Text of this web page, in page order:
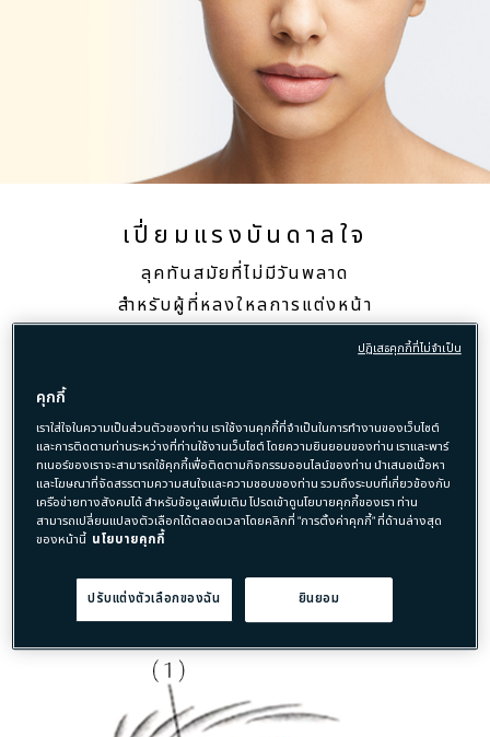
เปี่ยมแรงบันดาลใจ
ลุคทันสมัยที่ไม่มีวันพลาด
สำหรับผู้ที่หลงใหลการแต่งหน้า
ไล้เฉดสี B จาก Eye Color Quad #303 ที่บริเวณหัวตาและทั่ว
บริเวณเปลือกตาบน
ผสมเฉดสี A และ C เข้าด้วยกัน และไล้ตามแนวขนตา เพื่อเติมเต็ม
สีตลอดความกว้างของรอยพับตา
ปัด Perfect Lash Mascara บนขนตาบน หลังจากดัดขนตาด้วยที่
ดัดขนตา
คุกกี้
เราใส่ใจในความเป็นส่วนตัวของท่าน เราใช้งานคุกกี้ที่จำเป็นในการทำงานของเว็บไซต์
และการติดตามท่านระหว่างที่ท่านใช้งานเว็บไซต์ โดยความยินยอมของท่าน เราและพาร์
ทเนอร์ของเราจะสามารถใช้คุกกี้เพื่อติดตามกิจกรรมออนไลน์ของท่าน นำเสนอเนื้อหา
และโฆษณาที่จัดสรรตามความสนใจและความชอบของท่าน รวมถึงระบบที่เกี่ยวข้องกับ
เครือข่ายทางสังคมได้ สำหรับข้อมูลเพิ่มเติม โปรดเข้าดูนโยบายคุกกี้ของเรา ท่าน
สามารถเปลี่ยนแปลงตัวเลือกได้ตลอดเวลาโดยคลิกที่ "การตั้งค่าคุกกี้" ที่ด้านล่างสุด
ของหน้านี้ นโยบายคุกกี้
ปรับแต่งตัวเลือกของฉัน ยินยอม
ปฏิเสธคุกกี้ที่ไม่จำเป็น